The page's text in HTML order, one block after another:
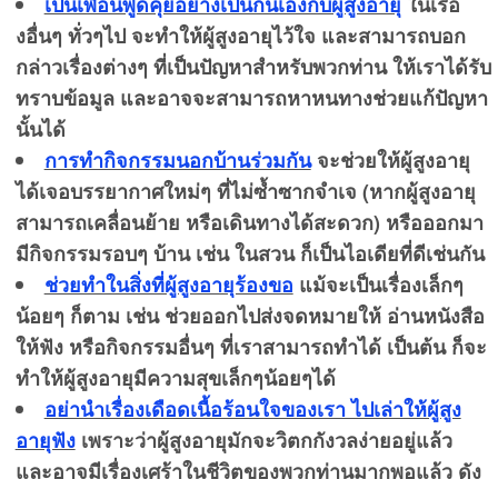
งอื่นๆ ทั่วๆไป จะทำให้ผู้สูงอายุไว้ใจ และสามารถบอก
กล่าวเรื่องต่างๆ ที่เป็นปัญหาสำหรับพวกท่าน ให้เราได้รับ
ทราบข้อมูล และอาจจะสามารถหาหนทางช่วยแก้ปัญหา
นั้นได้
การทำกิจกรรมนอกบ้านร่วมกันจะช่วยให้ผู้สูงอายุ
ได้เจอบรรยากาศใหม่ๆ ที่ไม่ซ้ำซากจำเจ (หากผู้สูงอายุ
สามารถเคลื่อนย้าย หรือเดินทางได้สะดวก) หรือออกมา
มีกิจกรรมรอบๆ บ้าน เช่น ในสวน ก็เป็นไอเดียที่ดีเช่นกัน
ช่วยทำในสิ่งที่ผู้สูงอายุร้องขอ แม้จะเป็นเรื่องเล็กๆ
น้อยๆ ก็ตาม เช่น ช่วยออกไปส่งจดหมายให้ อ่านหนังสือ
ให้ฟัง หรือกิจกรรมอื่นๆ ที่เราสามารถทำได้ เป็นต้น ก็จะ
ทำให้ผู้สูงอายุมีความสุขเล็กๆน้อยๆได้
อย่านำเรื่องเดือดเนื้อร้อนใจของเรา ไปเล่าให้ผู้สูง
อายุฟังเพราะว่าผู้สูงอายุมักจะวิตกกังวลง่ายอยู่แล้ว
และอาจมีเรื่องเศร้าในชีวิตของพวกท่านมากพอแล้ว ดัง